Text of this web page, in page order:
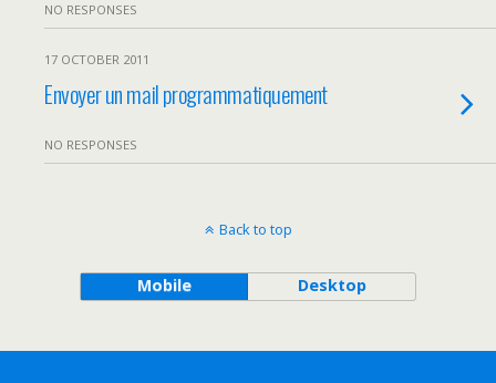
NO RESPONSES
17 OCTOBER 2011
Envoyer un mail programmatiquement
NO RESPONSES
Back to top
Mobile Desktop